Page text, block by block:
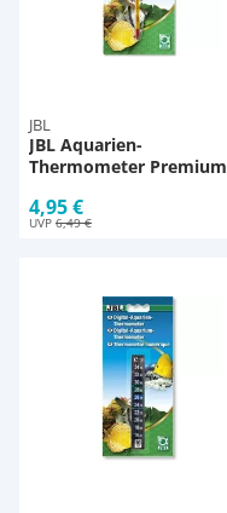
JBL
JBL Aquarien-
Thermometer Premium
4,95 €
UVP 6,49 €